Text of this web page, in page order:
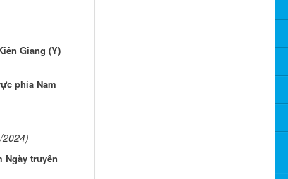
Giang (Y)
phía Nam
2024)
Ngày truyền